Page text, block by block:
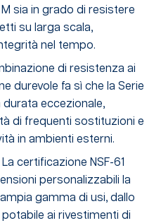
sia in grado di resistere
su larga scala,
nel tempo.
di resistenza ai
durevole fa sì che la Serie
durata eccezionale,
di frequenti sostituzioni e
in ambienti esterni.
certificazione NSF-61
personalizzabili la
gamma di usi, dallo
ai rivestimenti di